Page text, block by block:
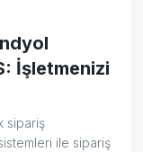
İşletmenizi
sipariş
ile sipariş